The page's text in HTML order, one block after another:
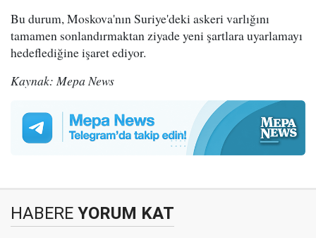
Bu durum, Moskova'nın Suriye'deki askeri varlığını
tamamen sonlandırmaktan ziyade yeni şartlara uyarlamayı
hedeflediğine işaret ediyor.
Kaynak: Mepa News
HABERE YORUM KAT